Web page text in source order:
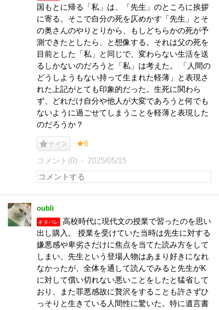
国もとに帰る「私」は、「先生」のところに挨拶
に寄る。そこで自分の死を仄めかす「先生」とそ
の奥さんのやりとりから、もしどちらかの死が予
測できたとしたら、と想像する。それは父の死を
目前とした「私」と同じで、変わらない生活を送
るしかないのだろうと「私」は考えた。 「人間の
どうしようもない持って生まれた軽薄」と表現さ
れた上記がとても印象的だった。生死に関わら
ず、どれだけ自分や他人が大変であろうと何でも
ないように過ごせてしまうことを軽薄と表現した
のだろうか？
ナイス ★6
コメント(0) 2025/05/15
oubli
ネタバレ
高校時代に現代文の授業で習ったのを思い
出し購入。 授業を受けていた当時は先生に対する
嫌悪感や卑劣さだけに焦点を当てた読み方をして
しまい、先生という登場人物はあまり好きになれ
なかったが、全体を通して読んでみると先生がK
に対して償い切れない悪いことをしたと猛省して
おり、また罪悪感故に贅沢をすることも許さずひ
っそりと生きている人間性に驚いた。特に遺言書